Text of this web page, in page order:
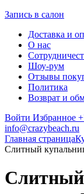
Запись в салон
Доставка и
О нас
Шоу-рум
Отзывы
Политика
Возврат и
Войти Избранное
info@crazybeach.ru
Главная страница
Слитный
Слитный